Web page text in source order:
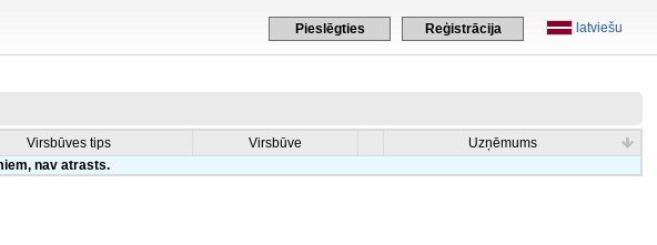
latviešu
Pieslēgties Reģistrācija
Virsbūves tips Virsbūve
Uzņēmums
nav atrasts.